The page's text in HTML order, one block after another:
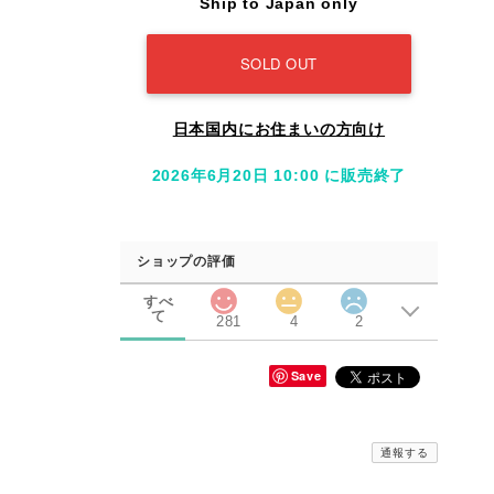
SOLD OUT
日本国内にお住まいの方向け
2026年6月20日 10:00 に販売終了
ショップの評価
すべ
て
281 4 2
Save
通報する